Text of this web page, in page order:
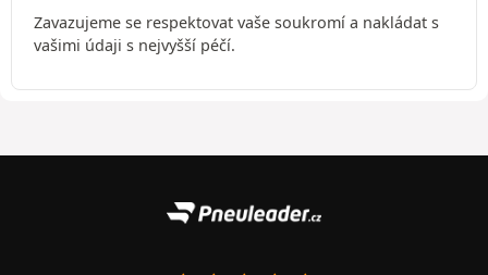
Zavazujeme se respektovat vaše soukromí a nakládat s
vašimi údaji s nejvyšší péčí.